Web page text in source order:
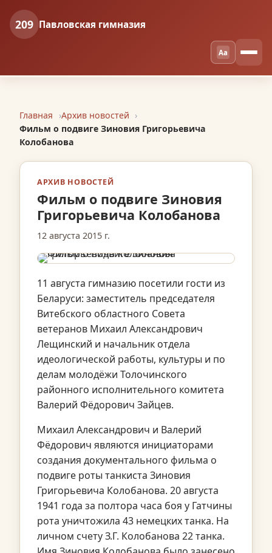
209 Павловская гимназия
Aa
Главная
Архив новостей
Фильм о подвиге Зиновия Григорьевича
Колобанова
АРХИВ НОВОСТЕЙ
Фильм о подвиге Зиновия
Григорьевича Колобанова
12 августа 2015 г.
11 августа гимназию посетили гости из
Беларуси: заместитель председателя
Витебского областного Совета
ветеранов Михаил Александрович
Лещинский и начальник отдела
идеологической работы, культуры и по
делам молодёжи Толочинского
районного исполнительного комитета
Валерий Фёдорович Зайцев.
Михаил Александрович и Валерий
Фёдорович являются инициаторами
создания документального фильма о
подвиге роты танкиста Зиновия
Григорьевича Колобанова. 20 августа
1941 года за полтора часа боя у Гатчины
рота уничтожила 43 немецких танка. На
личном счету З.Г. Колобанова 22 танка.